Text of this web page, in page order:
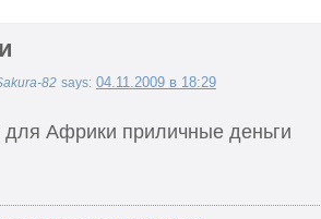
82 says: 04.11.2009 в 18:29
для Африки приличные деньги